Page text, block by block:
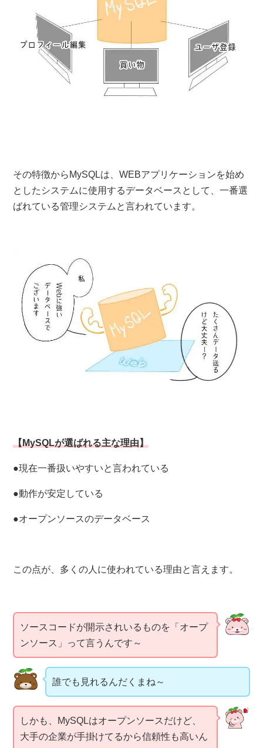
その特徴からMySQLは、WEBアプリケーションを始め
としたシステムに使用するデータベースとして、一番選
ばれている管理システムと言われています。
【MySQLが選ばれる主な理由】
●現在一番扱いやすいと言われている
●動作が安定している
●オープンソースのデータベース
この点が、多くの人に使われている理由と言えます。
ソースコードが開示されいるものを「オープ
ンソース」って言うんです～
誰でも見れるんだくまね～
しかも、MySQLはオープンソースだけど、
大手の企業が手掛けてるから信頼性も高いん